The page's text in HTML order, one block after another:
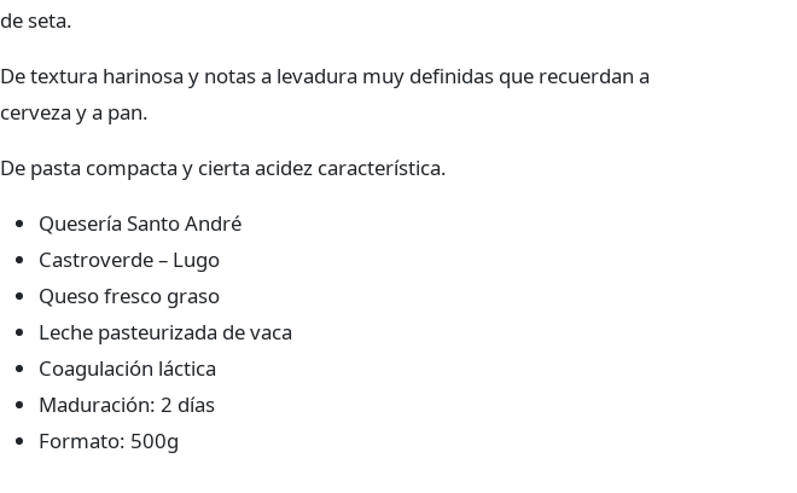
de seta.
De textura harinosa y notas a levadura muy definidas que recuerdan a
cerveza y a pan.
De pasta compacta y cierta acidez característica.
Quesería Santo André
Castroverde – Lugo
Queso fresco graso
Leche pasteurizada de vaca
Coagulación láctica
Maduración: 2 días
Formato: 500g